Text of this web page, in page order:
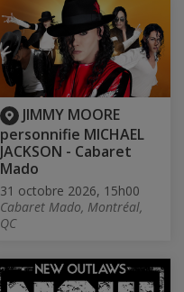
JIMMY MOORE
personnifie MICHAEL
JACKSON - Cabaret
Mado
31 octobre 2026, 15h00
Cabaret Mado, Montréal,
QC